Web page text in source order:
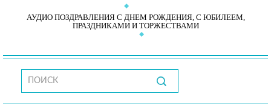
АУДИО ПОЗДРАВЛЕНИЯ С ДНЕМ РОЖДЕНИЯ, С ЮБИЛЕЕМ,
ПРАЗДНИКАМИ И ТОРЖЕСТВАМИ